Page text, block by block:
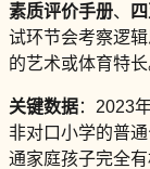
素质评价手册、
试环节会考察逻
的艺术或体育特长
关键数据：2023
非对口小学的普
通家庭孩子完全有